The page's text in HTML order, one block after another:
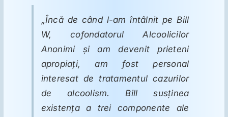
Psihoterapie
Antropologie
Proză utilă
„Încă de când l-am întâlnit pe Bill
W, cofondatorulAlcoolicilor
Anonimişi am devenit prieteni
apropiaţi, am fost personal
interesat de tratamentul cazurilor
de alcoolism. Bill susţinea
existenţa a trei componente ale